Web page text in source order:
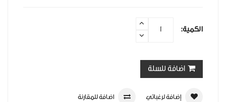
الكمية:
اضافة للسلة
إضافة لرغباتي اضافة للمقارنة